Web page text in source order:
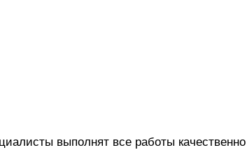
выполнят все работы